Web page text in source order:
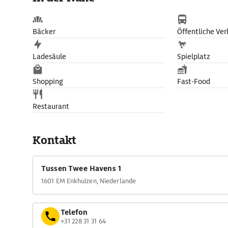
Bäcker Öffentliche
Ladesäule Spielplatz
Shopping Fast-Food
Restaurant
Kontakt
Tussen Twee Havens 1
1601 EM Enkhuizen, Niederlande
Telefon
+31 228 31 31 64